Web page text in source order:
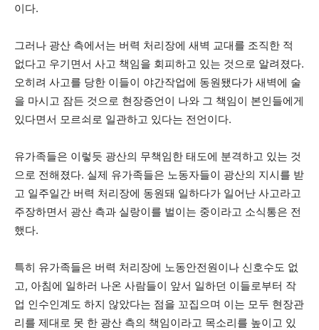
이다.
그러나 광산 측에서는 버력 처리장에 새벽 교대를 조직한 적
없다고 우기면서 사고 책임을 회피하고 있는 것으로 알려졌다.
오히려 사고를 당한 이들이 야간작업에 동원됐다가 새벽에 술
을 마시고 잠든 것으로 현장증언이 나와 그 책임이 본인들에게
있다면서 모르쇠로 일관하고 있다는 전언이다.
유가족들은 이렇듯 광산의 무책임한 태도에 분격하고 있는 것
으로 전해졌다. 실제 유가족들은 노동자들이 광산의 지시를 받
고 일주일간 버력 처리장에 동원돼 일하다가 일어난 사고라고
주장하면서 광산 측과 실랑이를 벌이는 중이라고 소식통은 전
했다.
특히 유가족들은 버력 처리장에 노동안전원이나 신호수도 없
고, 아침에 일하러 나온 사람들이 앞서 일하던 이들로부터 작
업 인수인계도 하지 않았다는 점을 꼬집으며 이는 모두 현장관
리를 제대로 못 한 광산 측의 책임이라고 목소리를 높이고 있